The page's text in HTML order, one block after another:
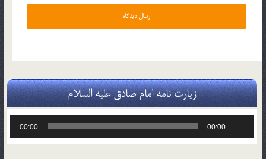
زیارت نامه امام صادق علیه السلام
00:00
00:00